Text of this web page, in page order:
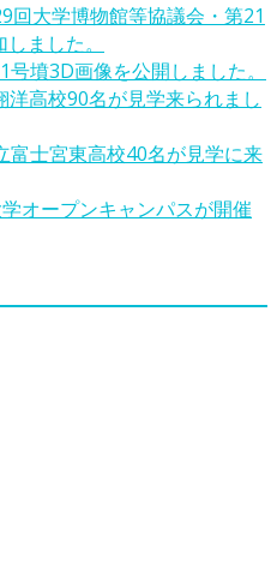
回大学博物館等協議会・第21
ました。
墳3D画像を公開しました。
高校90名が見学来られまし
士宮東高校40名が見学に来
オープンキャンパスが開催